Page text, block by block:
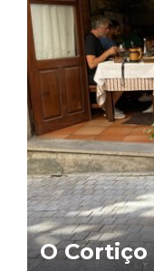
O Cortiço